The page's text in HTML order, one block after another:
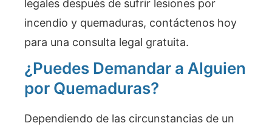
legales después de sufrir lesiones por
incendio y quemaduras, contáctenos hoy
para una consulta legal gratuita.
¿Puedes Demandar a Alguien
por Quemaduras?
Dependiendo de las circunstancias de un